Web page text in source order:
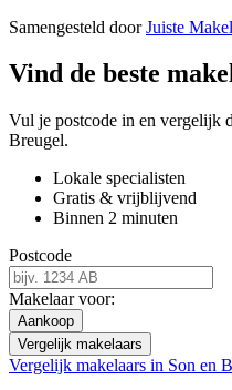
Samengesteld doorJuiste
Vind de beste
Vul je postcode in en vergelijk
Breugel.
Lokale specialisten
Gratis & vrijblijvend
Binnen 2 minuten
Postcode
Makelaar voor:
Aankoop
Vergelijk makelaars
Vergelijk makelaars in Son en